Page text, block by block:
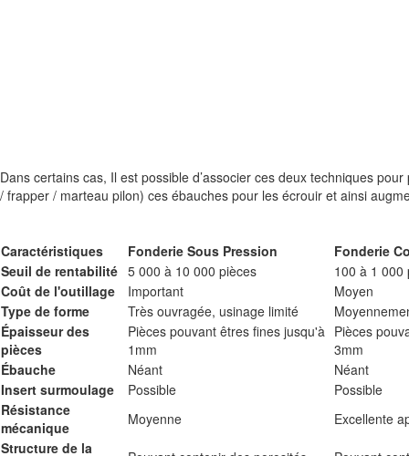
Dans certains cas, Il est possible d’associer ces deux techniques
/ frapper / marteau pilon) ces ébauches pour les écrouir et ainsi
Caractéristiques Fonderie Sous Pression
Fonderie
Seuil de rentabilité 5 000 à 10 000 pièces
100 à 1 000
Coût de l'outillage
Important
Moyen
Type de forme
Très ouvragée, usinage limité
Épaisseur des
pièces
Pièces pouvant êtres fines jusqu'à
1mm
Pièces
3mm
Ébauche
Néant
Néant
Insert surmoulage
Possible
Possible
Résistance
mécanique
Moyenne
Excellente
Structure de la